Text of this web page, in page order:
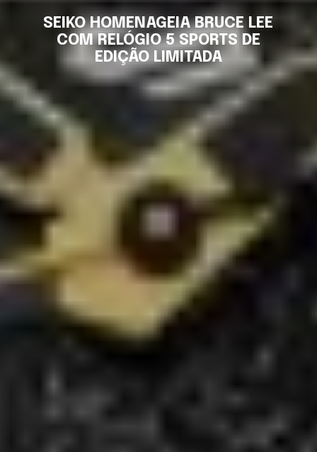
SEIKO HOMENAGEIA BRUCE LEE
COM RELÓGIO 5 SPORTS DE
EDIÇÃO LIMITADA